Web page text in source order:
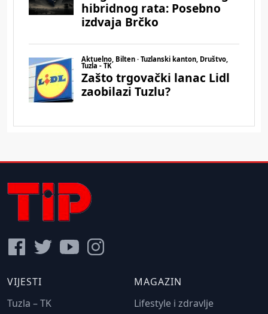
VIJESTI
Tuzla – TK
MAGAZIN
Lifestyle i zdravlje